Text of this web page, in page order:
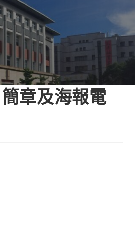
章及海報電